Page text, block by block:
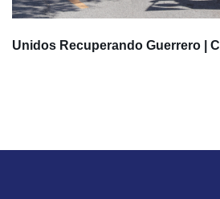
Unidos Recuperando Guerrero |